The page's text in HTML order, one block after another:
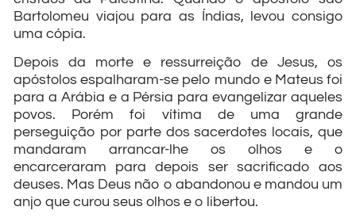
Bartolomeu viajou para as Índias, levou consigo
uma cópia.
Depois da morte e ressurreição de Jesus, os
apóstolos espalharam-se pelo mundo e Mateus foi
para a Arábia e a Pérsia para evangelizar aqueles
povos. Porém foi vítima de uma grande
perseguição por parte dos sacerdotes locais, que
mandaram arrancar-lhe os olhos e o
encarceraram para depois ser sacrificado aos
deuses. Mas Deus não o abandonou e mandou um
anjo que curou seus olhos e o libertou.